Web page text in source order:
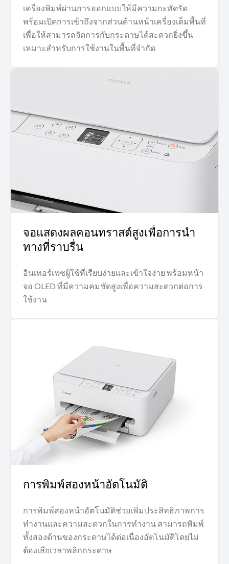
เครื่องพิมพ์ผ่านการออกแบบให้มีความกะทัดรัด
พร้อมเปิดการเข้าถึงจากส่วนด้านหน้าเครื่องเต็มพื้นที่
เพื่อให้สามารถจัดการกับกระดาษได้สะดวกยิ่งขึ้น
เหมาะสำหรับการใช้งานในพื้นที่จำกัด
จอแสดงผลคอนทราสต์สูงเพื่อการนำ
ทางที่ราบรื่น
อินเทอร์เฟซผู้ใช้ที่เรียบง่ายและเข้าใจง่าย พร้อมหน้า
จอ OLED ที่มีความคมชัดสูงเพื่อความสะดวกต่อการ
ใช้งาน
การพิมพ์สองหน้าอัตโนมัติ
การพิมพ์สองหน้าอัตโนมัติช่วยเพิ่มประสิทธิภาพการ
ทำงานและความสะดวกในการทำงาน สามารถพิมพ์
ทั้งสองด้านของกระดาษได้ต่อเนื่องอัตโนมัติโดยไม่
ต้องเสียเวลาพลิกกระดาษ